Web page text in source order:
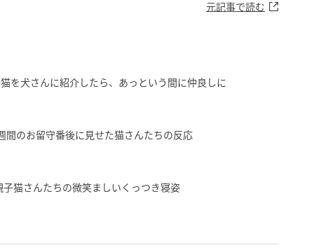
元記事で読む
を犬さんに紹介したら、あっという間に仲良しに
間のお留守番後に見せた猫さんたちの反応
猫さんたちの微笑ましいくっつき寝姿